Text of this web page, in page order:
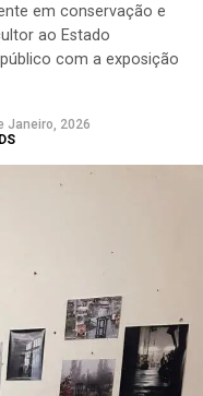
em conservação e
ao Estado
com a exposição
Janeiro, 2026